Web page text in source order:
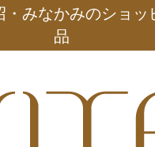
・みなかみのショ
品